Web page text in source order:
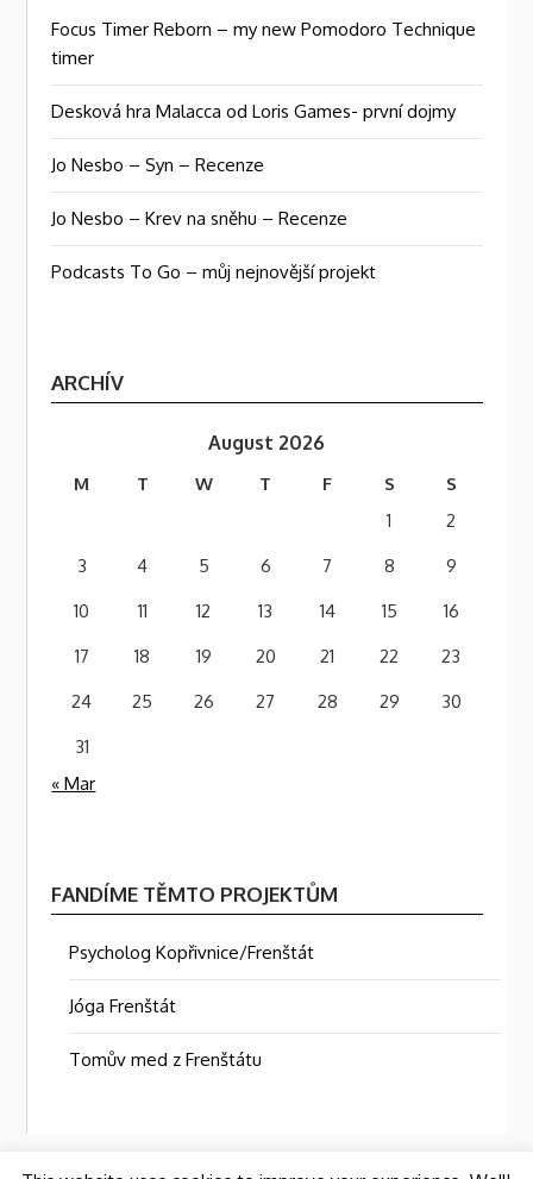
Focus Timer Reborn – my new Pomodoro Technique
timer
Desková hra Malacca od Loris Games- první dojmy
Jo Nesbo – Syn – Recenze
Jo Nesbo – Krev na sněhu – Recenze
Podcasts To Go – můj nejnovější projekt
ARCHÍV
August 2026
M T W T F S
S
1
2
3
4 5 6 7 8
9
10
11 12 13 14 15
16
17
18 19 20 21 22
23
24
25 26 27 28 29
30
31
« Mar
FANDÍME TĚMTO PROJEKTŮM
Psycholog Kopřivnice/Frenštát
Jóga Frenštát
Tomův med z Frenštátu